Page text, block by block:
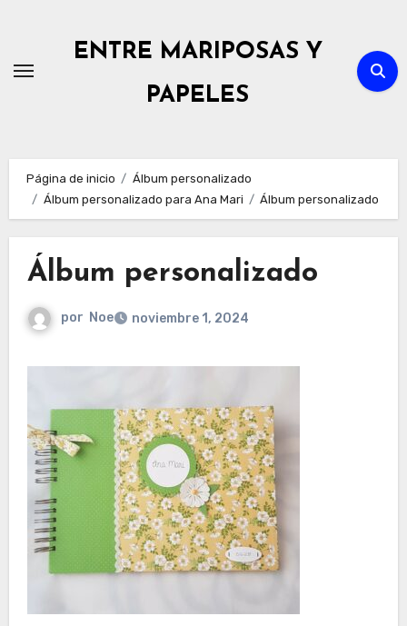
contenido
ENTRE MARIPOSAS Y
PAPELES
Página de inicio
Álbum personalizado
Álbum personalizado para Ana Mari
Álbum personalizado
Álbum personalizado
por Noe noviembre 1, 2024